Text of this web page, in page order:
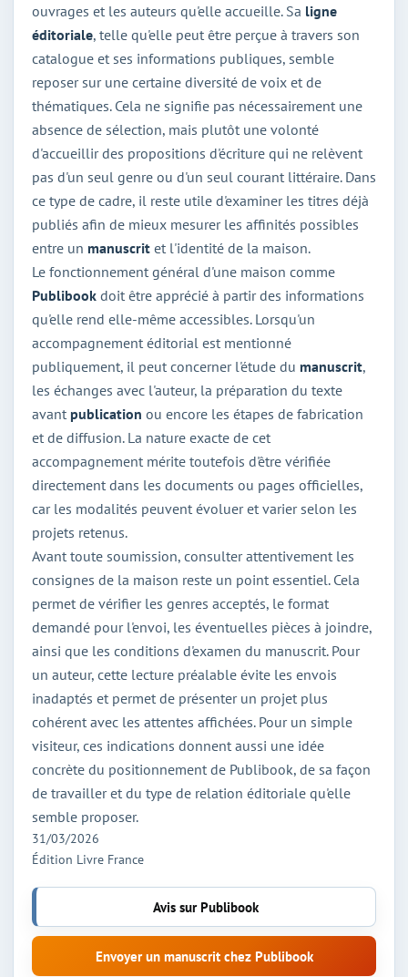
ouvrages et les auteurs qu'elle accueille. Sa ligne
éditoriale, telle qu'elle peut être perçue à travers son
catalogue et ses informations publiques, semble
reposer sur une certaine diversité de voix et de
thématiques. Cela ne signifie pas nécessairement une
absence de sélection, mais plutôt une volonté
d'accueillir des propositions d'écriture qui ne relèvent
pas d'un seul genre ou d'un seul courant littéraire. Dans
ce type de cadre, il reste utile d'examiner les titres déjà
publiés afin de mieux mesurer les affinités possibles
entre un manuscrit et l'identité de la maison.
Le fonctionnement général d'une maison comme
Publibook doit être apprécié à partir des informations
qu'elle rend elle-même accessibles. Lorsqu'un
accompagnement éditorial est mentionné
publiquement, il peut concerner l'étude du manuscrit,
les échanges avec l'auteur, la préparation du texte
avant publication ou encore les étapes de fabrication
et de diffusion. La nature exacte de cet
accompagnement mérite toutefois d'être vérifiée
directement dans les documents ou pages officielles,
car les modalités peuvent évoluer et varier selon les
projets retenus.
Avant toute soumission, consulter attentivement les
consignes de la maison reste un point essentiel. Cela
permet de vérifier les genres acceptés, le format
demandé pour l'envoi, les éventuelles pièces à joindre,
ainsi que les conditions d'examen du manuscrit. Pour
un auteur, cette lecture préalable évite les envois
inadaptés et permet de présenter un projet plus
cohérent avec les attentes affichées. Pour un simple
visiteur, ces indications donnent aussi une idée
concrète du positionnement de Publibook, de sa façon
de travailler et du type de relation éditoriale qu'elle
semble proposer.
31/03/2026
Édition Livre France
Avis sur Publibook
Envoyer un manuscrit chez Publibook